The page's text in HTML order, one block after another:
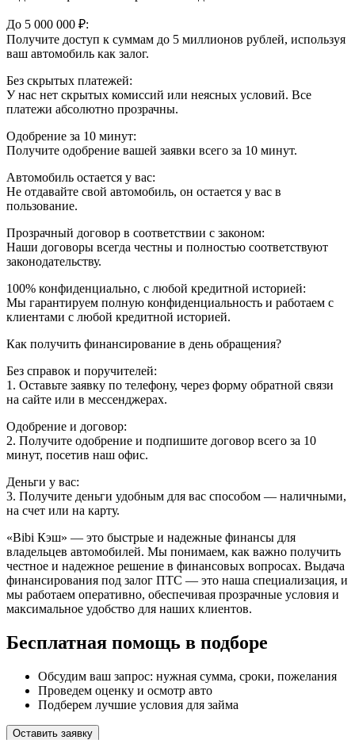
До 5 000 000 ₽:
Получите доступ к суммам до 5 миллионов рублей, используя
ваш автомобиль как залог.
Без скрытых платежей:
У нас нет скрытых комиссий или неясных условий. Все
платежи абсолютно прозрачны.
Одобрение за 10 минут:
Получите одобрение вашей заявки всего за 10 минут.
Автомобиль остается у вас:
Не отдавайте свой автомобиль, он остается у вас в
пользование.
Прозрачный договор в соответствии с законом:
Наши договоры всегда честны и полностью соответствуют
законодательству.
100% конфиденциально, с любой кредитной историей:
Мы гарантируем полную конфиденциальность и работаем с
клиентами с любой кредитной историей.
Как получить финансирование в день обращения?
Без справок и поручителей:
1. Оставьте заявку по телефону, через форму обратной связи
на сайте или в мессенджерах.
Одобрение и договор:
2. Получите одобрение и подпишите договор всего за 10
минут, посетив наш офис.
Деньги у вас:
3. Получите деньги удобным для вас способом — наличными,
на счет или на карту.
«Bibi Кэш» — это быстрые и надежные финансы для
владельцев автомобилей. Мы понимаем, как важно получить
честное и надежное решение в финансовых вопросах. Выдача
финансирования под залог ПТС — это наша специализация, и
мы работаем оперативно, обеспечивая прозрачные условия и
максимальное удобство для наших клиентов.
Бесплатная помощь в подборе
Обсудим ваш запрос: нужная сумма, сроки, пожелания
Проведем оценку и осмотр авто
Подберем лучшие условия для займа
Оставить заявку